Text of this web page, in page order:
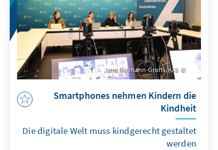
Smartphones nehmen Kindern die
Kindheit
Die digitale Welt muss kindgerecht gestaltet
werden